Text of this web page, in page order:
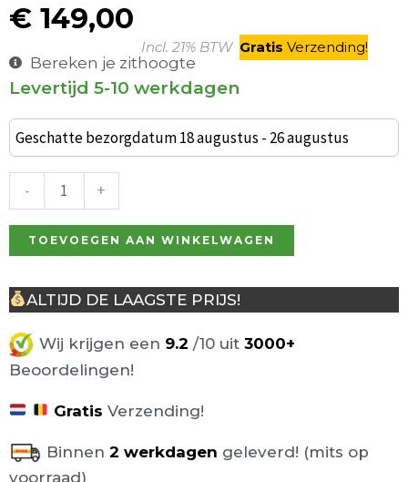
€ 149,00
Incl. 21% BTW Gratis Verzending!
Bereken je zithoogte
Levertijd 5-10 werkdagen
Geschatte bezorgdatum 18 augustus - 26 augustus
-
barkruk
zand,
aantal
+
TOEVOEGEN AAN WINKELWAGEN
ALTIJD DE LAAGSTE PRIJS!
Wij krijgen een 9.2 /10 uit 3000+
Beoordelingen!
Gratis Verzending!
Binnen 2 werkdagen geleverd! (mits op
voorraad)